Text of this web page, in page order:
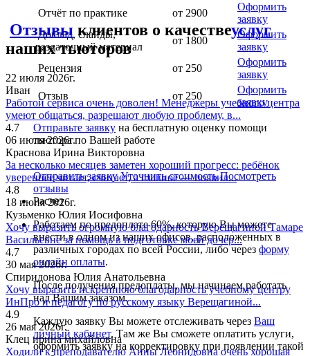
Отчёт по практике
от 2900
Оформить
заявку
Доклад, слайды,
раздаточный материал
от 1800
Оформить
заявку
Рецензия
от 250
Оформить
заявку
Отзыв
от 250
Оформить
заявку
Отправьте заявку на бесплатную оценку помощи
тьютора по Вашей работе
Отправить заявку Уточнить стоимость Посмотреть
отзывы
Расчет
Работаем по предоплате 60%, которую Вы можете
внести в одном из наших офисов, расположенных в
различных городах по всей России, либо через форму
онлайн оплаты.
После получения предоплаты, мы начинаем работать
над Вашим заказом.
Каждую заявку Вы можете отслеживать через Ваш
личный кабинет. Там же Вы сможете оплатить услуги,
оформить заявку на корректировку при появлении такой
Отзывы клиентов о качествеуслуг
наших тьюторов
22 июля 2026г.
Иван
Работой сервиса очень доволен! Менеджеры учебного центра
умеют общаться, разрешают любую проблему, в...
4.7
06 июля 2026г.
Краснова Ирина Викторовна
За несколько месяцев заметен хороший прогресс: ребёнок
увереннее читает, считает, а главное — появил...
4.8
18 июня 2026г.
Кузьменко Юлия Иосифовна
Хочу выразить огромную благодарность Верещагиной Тамаре
Васильевне за помощь в подготовке моей дочер...
4.7
30 мая 2026г.
Спиридонова Юлия Анатольевна
Хочу выразить искреннюю благодарность учебному центру
ИнПро и педагогу по русскому языку Верещагиной...
4.9
26 мая 2026г.
Клец ирина михайловна
Ходили к преподавателю Анны Леонидовна очень хорошая